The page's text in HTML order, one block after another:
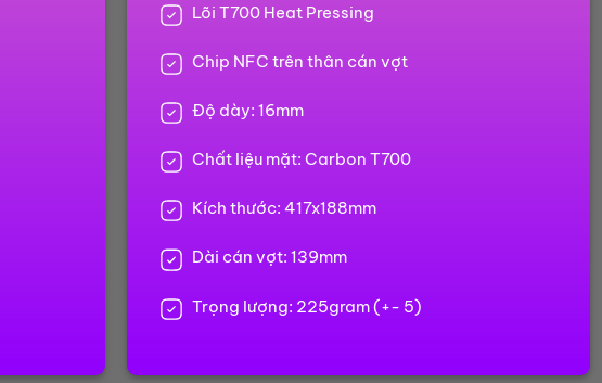
Lõi T700 Heat Pressing
Chip NFC trên thân cán vợt
Độ dày: 16mm
Chất liệu mặt: Carbon T700
Kích thước: 417x188mm
Dài cán vợt: 139mm
Trọng lượng: 225gram (+- 5)